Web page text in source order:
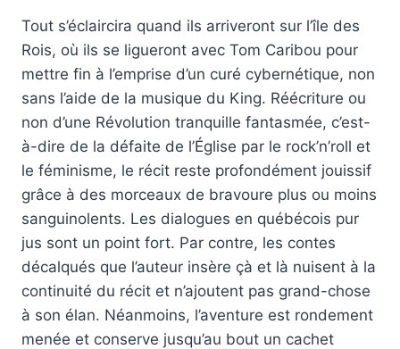
Tout s’éclaircira quand ils arriveront sur l’île des
Rois, où ils se ligueront avec Tom Caribou pour
mettre fin à l’emprise d’un curé cybernétique, non
sans l’aide de la musique du King. Réécriture ou
non d’une Révolution tranquille fantasmée, c’est-
à-dire de la défaite de l’Église par le rock’n’roll et
le féminisme, le récit reste profondément jouissif
grâce à des morceaux de bravoure plus ou moins
sanguinolents. Les dialogues en québécois pur
jus sont un point fort. Par contre, les contes
décalqués que l’auteur insère çà et là nuisent à la
continuité du récit et n’ajoutent pas grand-chose
à son élan. Néanmoins, l’aventure est rondement
menée et conserve jusqu’au bout un cachet